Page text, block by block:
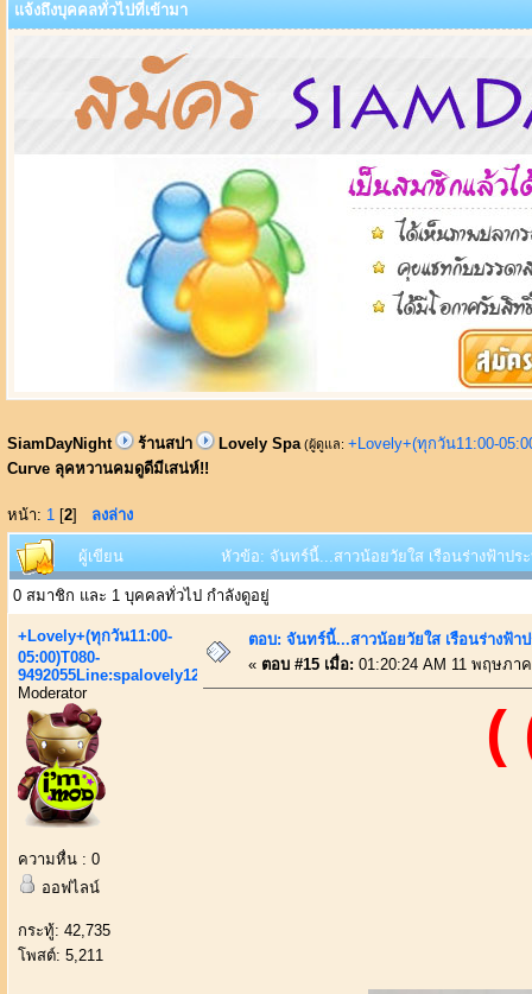
แจ้งถึงบุคคลทั่วไปที่เข้ามา
SiamDayNight ร้านสปา Lovely Spa (ผู้ดูแล: +Lovely+(ทุกวัน11:00-
Curve ลุคหวานคมดูดีมีเสน่ห์!!
หน้า: 1 [2] ลงล่าง
ผู้เขียน หัวข้อ: จันทร์นี้...สาวน้อยวัยใส เรือนร่างฟ้าป
0 สมาชิก และ 1 บุคคลทั่วไป กำลังดูอยู่
+Lovely+(ทุกวัน11:00-
05:00)T080-
9492055Line:spalovely123
Moderator
ความหื่น : 0
ออฟไลน์
กระทู้: 42,735
โพสต์: 5,211
ตอบ: จันทร์นี้...สาวน้อยวัยใส เรือนร่างฟ้
« ตอบ #15 เมื่อ: 01:20:24 AM 11 พฤษภา